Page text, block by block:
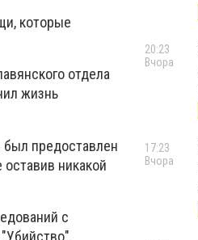
которые
отдела
жизнь
предоставлен
никакой
с
20:23
Вчора
17:23
Вчора